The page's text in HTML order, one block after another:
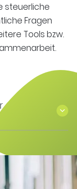
steuerliche
Fragen
Tools bzw.